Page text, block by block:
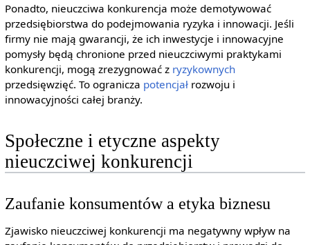
Ponadto, nieuczciwa konkurencja może demotywować
przedsiębiorstwa do podejmowania ryzyka i innowacji. Jeśli
firmy nie mają gwarancji, że ich inwestycje i innowacyjne
pomysły będą chronione przed nieuczciwymi praktykami
konkurencji, mogą zrezygnować z ryzykownych
przedsięwzięć. To ogranicza potencjałrozwoju i
innowacyjności całej branży.
Społeczne i etyczne aspekty
nieuczciwej konkurencji
Zaufanie konsumentów a etyka biznesu
Zjawisko nieuczciwej konkurencji ma negatywny wpływ na